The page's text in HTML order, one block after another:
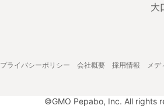
大
プライバシーポリシー 会社概要 採用情報 メデ
©GMO Pepabo, Inc. All rights